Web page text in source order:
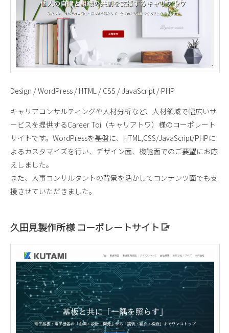
Design / WordPress / HTML / CSS / JavaScript / PHP
キャリアコンサルティングや人材分析など、人材領域で幅広いサ
ービスを提供するCareer Toi（キャリアトワ）様のコーポレート
サイトです。WordPressを基盤に、HTML,CSS/JavaScript/PHPに
よるカスタマイズを行い、デザイン面、機能面でのご要望にお応
えしました。
また、人事コンサルタントの背景を活かしてコンテンツ面でも支
援させていただきました。
久田見製作所様 コーポレートサイト